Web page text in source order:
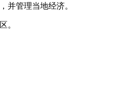
并管理当地经济。
。